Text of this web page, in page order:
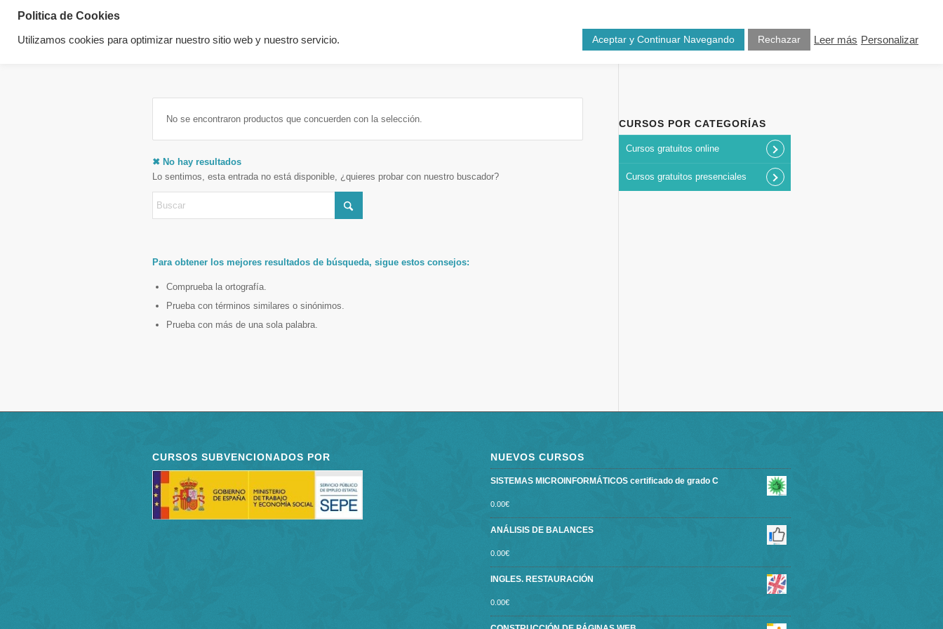
Cursos Nosotros Blog Contacto
No se encontraron productos que concuerden con la selección.
✖ No hay resultados
Lo sentimos, esta entrada no está disponible, ¿quieres probar con nuestro buscador?
Para obtener los mejores resultados de búsqueda, sigue estos consejos:
Comprueba la ortografía.
Prueba con términos similares o sinónimos.
Prueba con más de una sola palabra.
CURSOS POR CATEGORÍAS
Cursos gratuitos online
Cursos gratuitos presenciales
CURSOS SUBVENCIONADOS POR NUEVOS CURSOS
SISTEMAS MICROINFORMÁTICOS certificado de grado C
0.00€
ANÁLISIS DE BALANCES
0.00€
INGLES. RESTAURACIÓN
0.00€
Politica de Cookies
Utilizamos cookies para optimizar nuestro sitio web y nuestro servicio. Aceptar y Continuar Navegando Rechazar Leer más Personalizar